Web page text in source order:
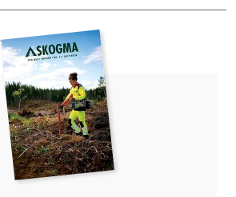
Produkttyp
Presenning